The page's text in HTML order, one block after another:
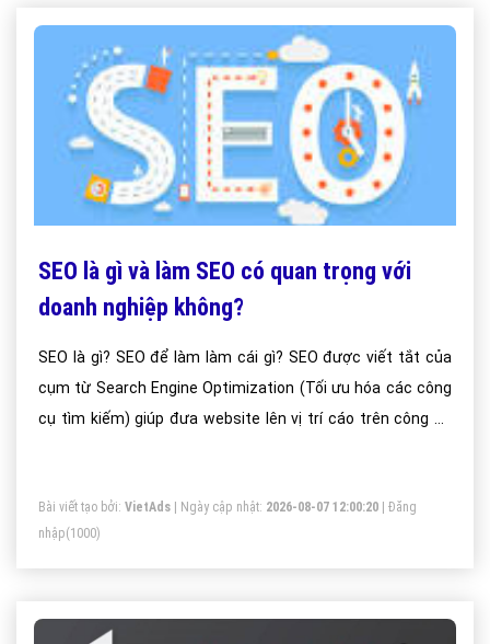
SEO là gì và làm SEO có quan trọng với
doanh nghiệp không?
SEO là gì? SEO để làm làm cái gì? SEO được viết tắt của
cụm từ Search Engine Optimization (Tối ưu hóa các công
cụ tìm kiếm) giúp đưa website lên vị trí cáo trên công cụ
Bài viết tạo bởi: VietAds | Ngày cập nhật: 2026-08-07 12:00:20
Đăng
nhập(1000)